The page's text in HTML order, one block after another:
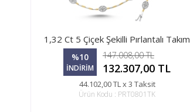
1,32 Ct 5 Çiçek Şekilli Pırlantalı Takım
%10
İNDİRİM
147.008,00 TL
132.307,00 TL
44.102,00 TL x 3 Taksit
Ürün Kodu : PRT0801TK